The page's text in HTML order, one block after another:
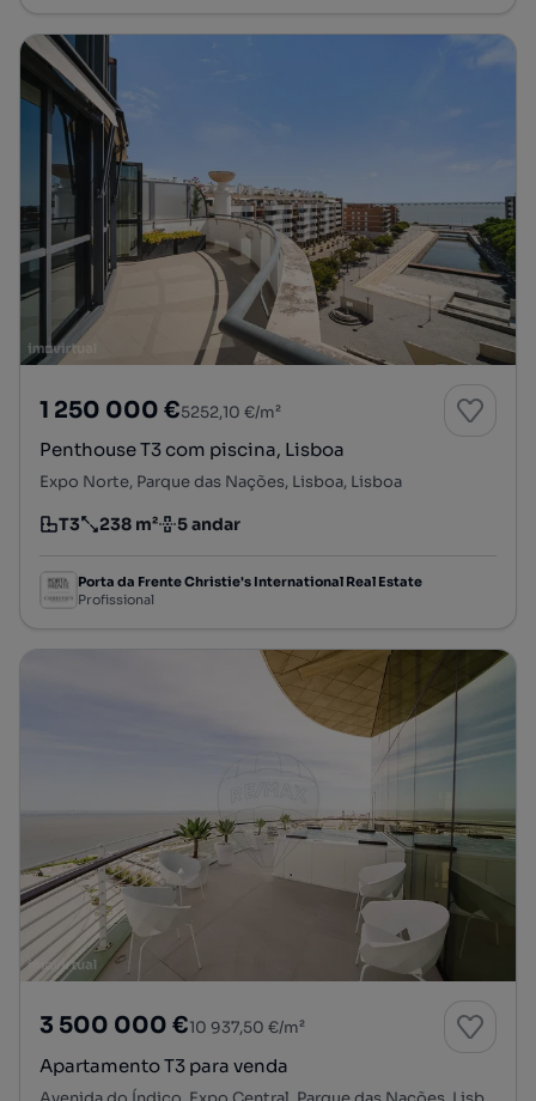
1 250 000 €5252,10 €/m²
Penthouse T3 com piscina, Lisboa
Expo Norte, Parque das Nações, Lisboa, Lisboa
Tipologia
T3
Preço por metro quadrado
238 m²
Andar 5 andar
Porta da Frente Christie's International Real Estate
Profissional
3 500 000 €10 937,50 €/m²
Apartamento T3 para venda